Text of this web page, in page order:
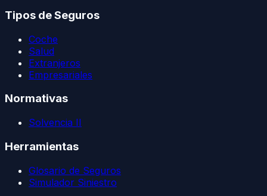
Tipos de Seguros
Coche
Salud
Extranjeros
Empresariales
Normativas
Solvencia II
Herramientas
Glosario de Seguros
Simulador Siniestro